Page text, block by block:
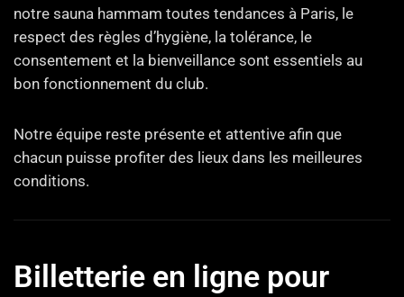
notre sauna hammam toutes tendances à Paris, le
respect des règles d’hygiène, la tolérance, le
consentement et la bienveillance sont essentiels au
bon fonctionnement du club.
Notre équipe reste présente et attentive afin que
chacun puisse profiter des lieux dans les meilleures
conditions.
Billetterie en ligne pour